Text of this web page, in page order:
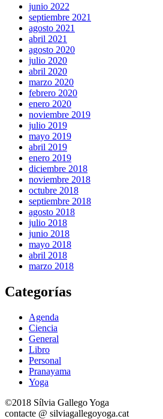
junio 2022
septiembre 2021
agosto 2021
abril 2021
agosto 2020
julio 2020
abril 2020
marzo 2020
febrero 2020
enero 2020
noviembre 2019
julio 2019
mayo 2019
abril 2019
enero 2019
diciembre 2018
noviembre 2018
octubre 2018
septiembre 2018
agosto 2018
julio 2018
junio 2018
mayo 2018
abril 2018
marzo 2018
Categorías
Agenda
Ciencia
General
Libro
Personal
Pranayama
Yoga
©2018 Sílvia Gallego Yoga
contacte @ silviagallegoyoga.cat